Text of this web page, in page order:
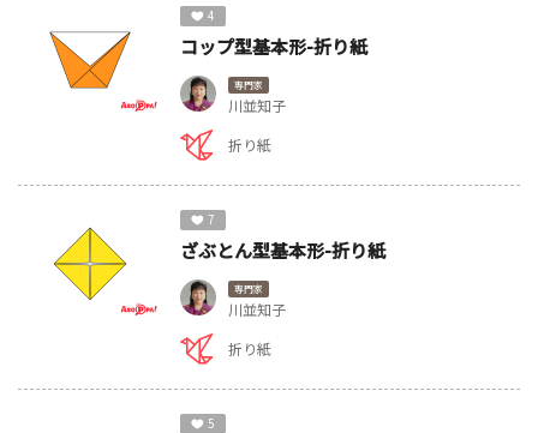
4
コップ型基本形-折り紙
専門家
川並知子
折り紙
7
ざぶとん型基本形-折り紙
専門家
川並知子
折り紙
5